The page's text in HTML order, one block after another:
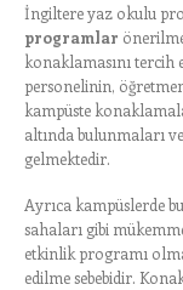
İngiltere yaz okulu
programlar
konaklamasını
personelinin,
kampüste
altında bulunmaları
gelmektedir.
Ayrıca kampüslerde
sahaları gibi
etkinlik programı
edilme sebebidir.